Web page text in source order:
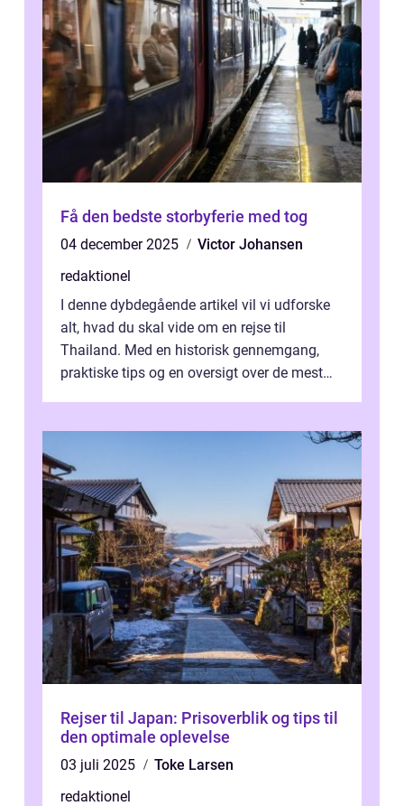
Få den bedste storbyferie med tog
04 december 2025
Victor Johansen
redaktionel
I denne dybdegående artikel vil vi udforske
alt, hvad du skal vide om en rejse til
Thailand. Med en historisk gennemgang,
praktiske tips og en oversigt over de mest
Rejser til Japan: Prisoverblik og tips til
den optimale oplevelse
03 juli 2025
Toke Larsen
redaktionel